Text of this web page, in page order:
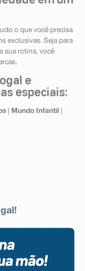
o que você precisa
exclusivas. Seja para
sua rotina, você
e
especiais:
| Mundo Infantil